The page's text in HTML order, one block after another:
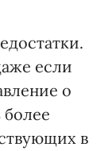
если
о
более
в